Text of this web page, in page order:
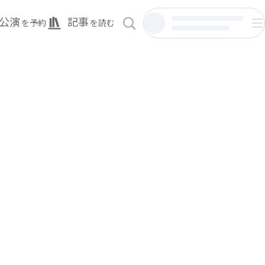
公演 を予約 記事 を読む